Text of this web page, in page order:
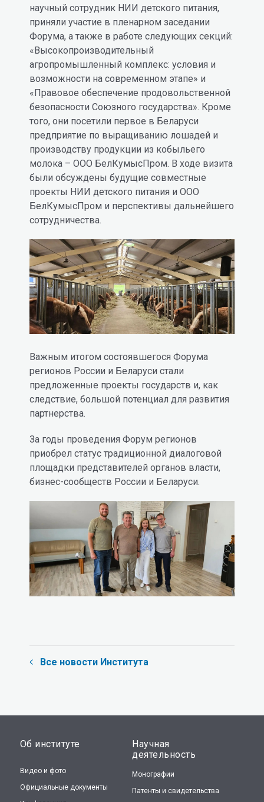
научный сотрудник НИИ детского питания,
приняли участие в пленарном заседании
Форума, а также в работе следующих секций:
«Высокопроизводительный
агропромышленный комплекс: условия и
возможности на современном этапе» и
«Правовое обеспечение продовольственной
безопасности Союзного государства». Кроме
того, они посетили первое в Беларуси
предприятие по выращиванию лошадей и
производству продукции из кобыльего
молока – ООО БелКумысПром. В ходе визита
были обсуждены будущие совместные
проекты НИИ детского питания и ООО
БелКумысПром и перспективы дальнейшего
сотрудничества.
Важным итогом состоявшегося Форума
регионов России и Беларуси стали
предложенные проекты государств и, как
следствие, большой потенциал для развития
партнерства.
За годы проведения Форум регионов
приобрел статус традиционной диалоговой
площадки представителей органов власти,
бизнес-сообществ России и Беларуси.
Все новости Института
Об институте
Видео и фото
Официальные документы
Научная
деятельность
Монографии
Патенты и свидетельства